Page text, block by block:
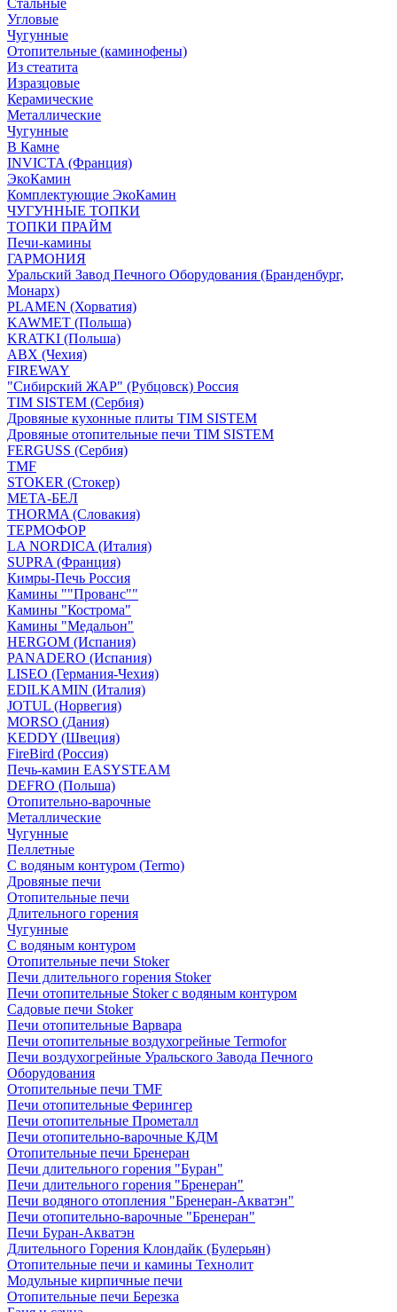
Стальные
Угловые
Чугунные
Отопительные (каминофены)
Из стеатита
Изразцовые
Керамические
Металлические
Чугунные
В Камне
INVICTA (Франция)
ЭкоКамин
Комплектующие ЭкоКамин
ЧУГУННЫЕ ТОПКИ
ТОПКИ ПРАЙМ
Печи-камины
ГАРМОНИЯ
Уральский Завод Печного Оборудования (Бранденбург,
Монарх)
PLAMEN (Хорватия)
KAWMET (Польша)
KRATKI (Польша)
ABX (Чехия)
FIREWAY
"Сибирский ЖАР" (Рубцовск) Россия
TIM SISTEM (Сербия)
Дровяные кухонные плиты TIM SISTEM
Дровяные отопительные печи TIM SISTEM
FERGUSS (Сербия)
TMF
STOKER (Стокер)
МЕТА-БЕЛ
THORMA (Словакия)
ТЕРМОФОР
LA NORDICA (Италия)
SUPRA (Франция)
Кимры-Печь Россия
Камины ""Прованс""
Камины "Кострома"
Камины "Медальон"
HERGOM (Испания)
PANADERO (Испания)
LISEO (Германия-Чехия)
EDILKAMIN (Италия)
JOTUL (Норвегия)
MORSO (Дания)
KEDDY (Швеция)
FireBird (Россия)
Печь-камин EASYSTEAM
DEFRO (Польша)
Отопительно-варочные
Металлические
Чугунные
Пеллетные
С водяным контуром (Termo)
Дровяные печи
Отопительные печи
Длительного горения
Чугунные
C водяным контуром
Отопительные печи Stoker
Печи длительного горения Stoker
Печи отопительные Stoker с водяным контуром
Садовые печи Stoker
Печи отопительные Варвара
Печи отопительные воздухогрейные Termofor
Печи воздухогрейные Уральского Завода Печного
Оборудования
Отопительные печи TMF
Печи отопительные Ферингер
Печи отопительные Прометалл
Печи отопительно-варочные КДМ
Отопительные печи Бренеран
Печи длительного горения "Буран"
Печи длительного горения "Бренеран"
Печи водяного отопления "Бренеран-Акватэн"
Печи отопительно-варочные "Бренеран"
Печи Буран-Акватэн
Длительного Горения Клондайк (Булерьян)
Отопительные печи и камины Технолит
Модульные кирпичные печи
Отопительные печи Березка